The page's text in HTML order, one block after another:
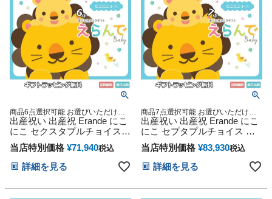
商品6点選択可能 お選びいただける
豪華カタログギフト
出産祝い 出産祝 Erande にこ
にこ セクスタプルチョイス
ハーモニック カタログギフト
当店特別価格 ¥71,940税込
詳細を見る
商品7点選択可能 お選びいただける
豪華カタログギフト
出産祝い 出産祝 Erande にこ
にこ セプタプルチョイス ハ
ーモニック カタログギフト
当店特別価格 ¥83,930税込
詳細を見る